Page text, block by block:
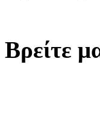
Βρείτε